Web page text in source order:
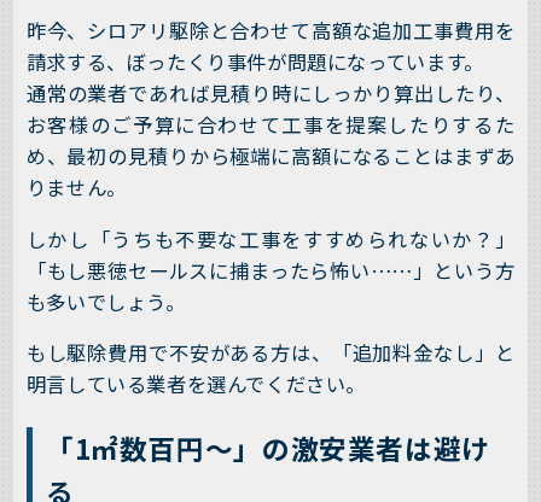
昨今、シロアリ駆除と合わせて高額な追加工事費用を
請求する、ぼったくり事件が問題になっています。
通常の業者であれば見積り時にしっかり算出したり、
お客様のご予算に合わせて工事を提案したりするた
め、最初の見積りから極端に高額になることはまずあ
りません。
しかし「うちも不要な工事をすすめられないか？」
「もし悪徳セールスに捕まったら怖い……」という方
も多いでしょう。
もし駆除費用で不安がある方は、「追加料金なし」と
明言している業者を選んでください。
「1㎡数百円～」の激安業者は避け
る